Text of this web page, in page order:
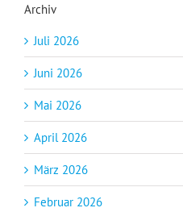
Archiv
Juli 2026
Juni 2026
Mai 2026
April 2026
März 2026
Februar 2026